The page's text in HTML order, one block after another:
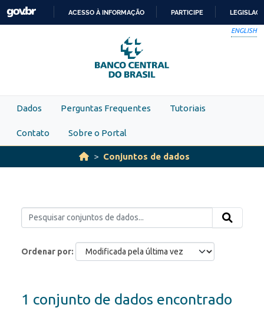
Skip to main content
PARA
O
CONTEÚDO
ACESSO À INFORMAÇÃO PARTICIPE
ENGLISH
Dados Perguntas Frequentes Tutoriais
Contato Sobre o Portal
Conjuntos de dados
Ordenar por
1 conjunto de dados encontrado